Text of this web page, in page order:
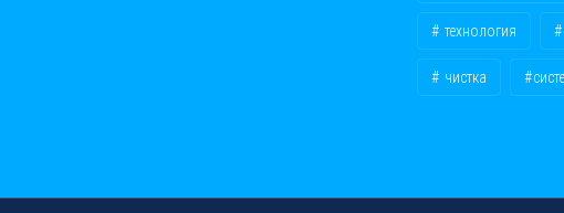
технология
чистка